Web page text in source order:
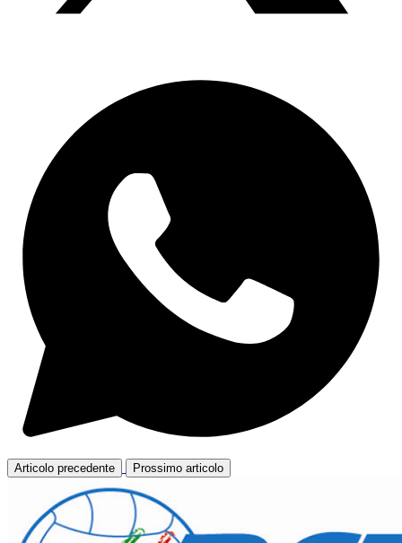
Articolo precedente Prossimo articolo